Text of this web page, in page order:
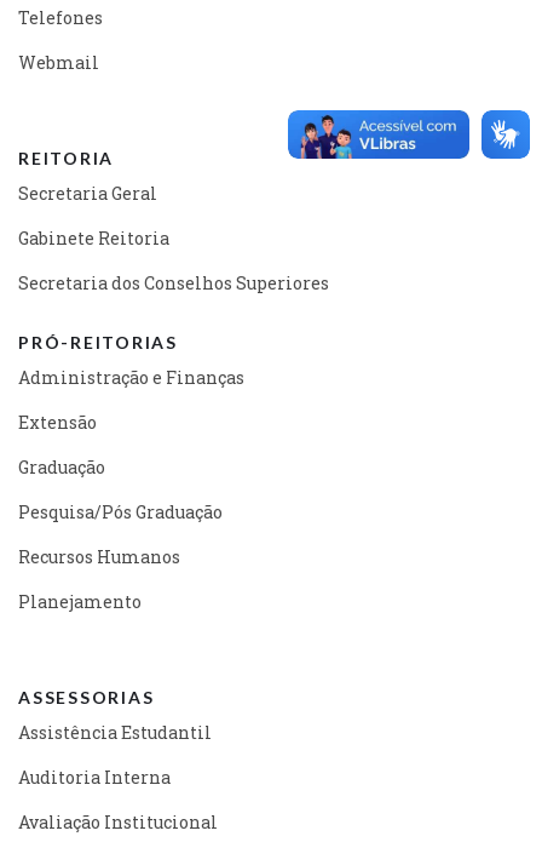
Telefones
Webmail
REITORIA
Secretaria Geral
Gabinete Reitoria
Secretaria dos Conselhos Superiores
PRÓ-REITORIAS
Administração e Finanças
Extensão
Graduação
Pesquisa/Pós Graduação
Recursos Humanos
Planejamento
ASSESSORIAS
Assistência Estudantil
Auditoria Interna
Avaliação Institucional